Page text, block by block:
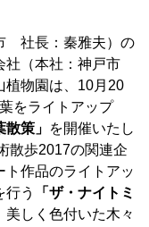
社長：秦雅夫）の
社（本社：神戸市
植物園は、10月20
をライトアップ
散策」 を開催いたし
散歩2017の関連企
作品のライトアッ
行う
「ザ・ナイトミ
美しく色付いた木々